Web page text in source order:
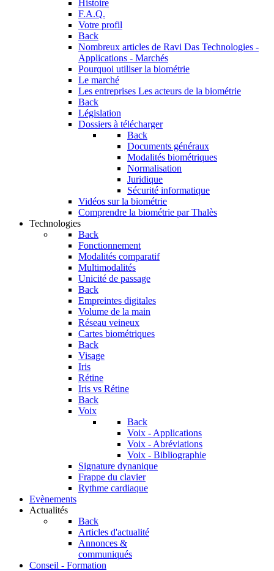
Histoire
F.A.Q.
Votre profil
Back
Nombreux articles de Ravi Das Technologies -
Applications - Marchés
Pourquoi utiliser la biométrie
Le marché
Les entreprises Les acteurs de la biométrie
Back
Législation
Dossiers à télécharger
Back
Documents généraux
Modalités biométriques
Normalisation
Juridique
Sécurité informatique
Vidéos sur la biométrie
Comprendre la biométrie par Thalès
Technologies
Back
Fonctionnement
Modalités comparatif
Multimodalités
Unicité de passage
Back
Empreintes digitales
Volume de la main
Réseau veineux
Cartes biométriques
Back
Visage
Iris
Rétine
Iris vs Rétine
Back
Voix
Back
Voix - Applications
Voix - Abréviations
Voix - Bibliographie
Signature dynanique
Frappe du clavier
Rythme cardiaque
Evènements
Actualités
Back
Articles d'actualité
Annonces &
communiqués
Conseil - Formation